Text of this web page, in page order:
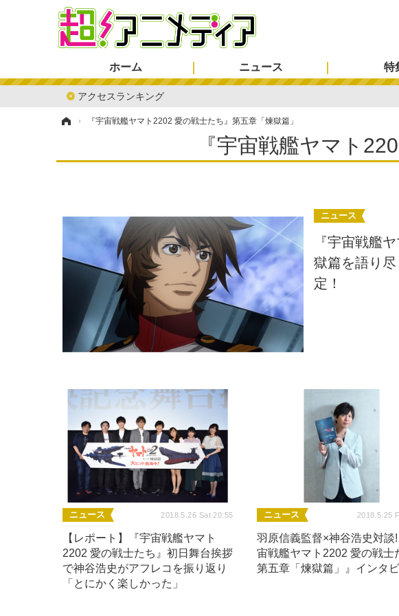
ホーム
アクセスランキング
ニュース 特
› 『宇宙戦艦ヤマト2202 愛の戦士たち』第五章「煉獄篇」
『宇宙戦艦ヤマト
ニュース
『宇宙戦艦
獄篇を語り
定！
ニュース 2018.5.26 Sat 20:55
【レポート】『宇宙戦艦ヤマト
2202 愛の戦士たち』初日舞台挨拶
で神谷浩史がアフレコを振り返り
「とにかく楽しかった」
ニュース 2018.5.25
羽原信義監督×神谷浩史対談
宙戦艦ヤマト2202 愛の戦士
第五章「煉獄篇」』インタ